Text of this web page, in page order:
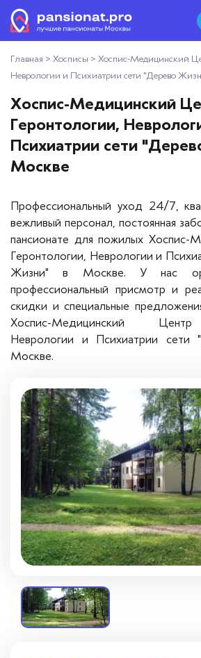
Пансионаты для пожилых
Дома престарелых
Пансионаты для ветеранов
Хосписы
Как выбрать пансионат
Добавить пансионат
Отзывы
Вопросы — ответы
Новости
Контакты
+7 (495) 181-43-
Заказать
Главная > Хосписы > Хоспис-Медицинский
Неврологии и Психиатрии сети "Дерево
Хоспис-Медицинский
Геронтологии,
Психиатрии сети
Москве
Профессиональный уход 24/7,
вежливый персонал, постоянная
пансионате для пожилых Хоспис-
Геронтологии, Неврологии и
Жизни" в Москве. У нас
профессиональный присмотр и
скидки и специальные
Хоспис-Медицинский Центр
Неврологии и Психиатрии
Москве.